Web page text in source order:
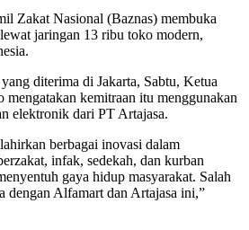
Zakat Nasional (Baznas) membuka
jaringan 13 ribu toko modern,
diterima di Jakarta, Sabtu, Ketua
mengatakan kemitraan itu menggunakan
elektronik dari PT Artajasa.
berbagai inovasi dalam
infak, sedekah, dan kurban
gaya hidup masyarakat. Salah
dengan Alfamart dan Artajasa ini,”